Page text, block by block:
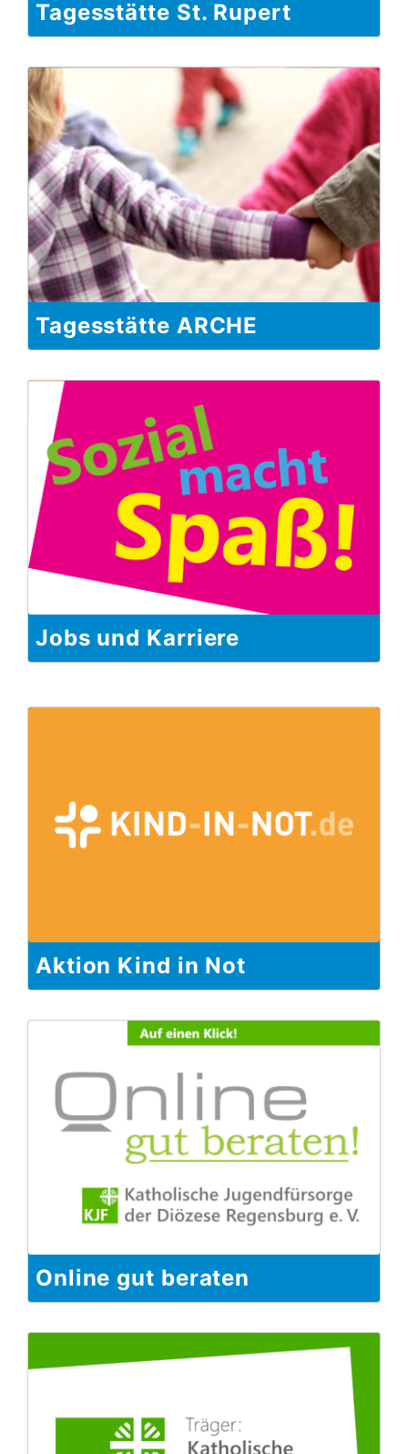
Tagesstätte St. Rupert
Tagesstätte ARCHE
Jobs und Karriere
Aktion Kind in Not
Online gut beraten